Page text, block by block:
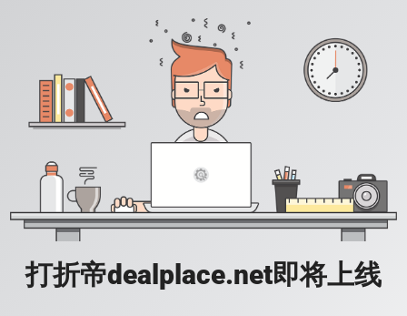
打折帝dealplace.net即将上线